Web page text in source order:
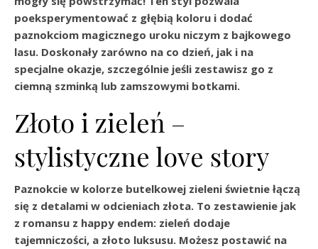
poeksperymentować z głębią koloru i dodać
paznokciom magicznego uroku niczym z bajkowego
lasu. Doskonały zarówno na co dzień, jak i na
specjalne okazje, szczególnie jeśli zestawisz go z
ciemną szminką lub zamszowymi botkami.
Złoto i zieleń –
stylistyczne love story
Paznokcie w kolorze butelkowej zieleni świetnie łączą
się z detalami w odcieniach złota. To zestawienie jak
z romansu z happy endem: zieleń dodaje
tajemniczości, a złoto luksusu. Możesz postawić na